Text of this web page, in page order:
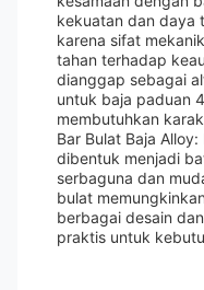
kekuatan dan daya
karena sifat
tahan terhadap
dianggap sebagai
untuk baja paduan
membutuhkan
Bar Bulat Baja
dibentuk menjadi
serbaguna dan
bulat
berbagai desain
praktis untuk